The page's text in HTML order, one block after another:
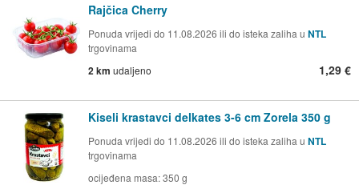
Rajčica Cherry
Ponuda vrijedi do 11.08.2026 ili do isteka zaliha u NTL
trgovinama
2 km udaljeno 1,29 €
Kiseli krastavci delkates 3-6 cm Zorela 350 g
Ponuda vrijedi do 11.08.2026 ili do isteka zaliha u NTL
trgovinama
ocijeđena masa: 350 g